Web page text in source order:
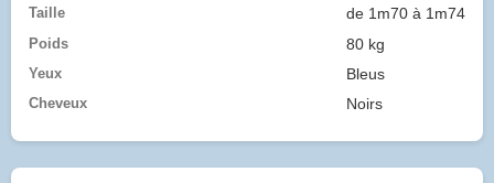
Taille de 1m70 à 1m74
Poids 80 kg
Yeux Bleus
Cheveux Noirs